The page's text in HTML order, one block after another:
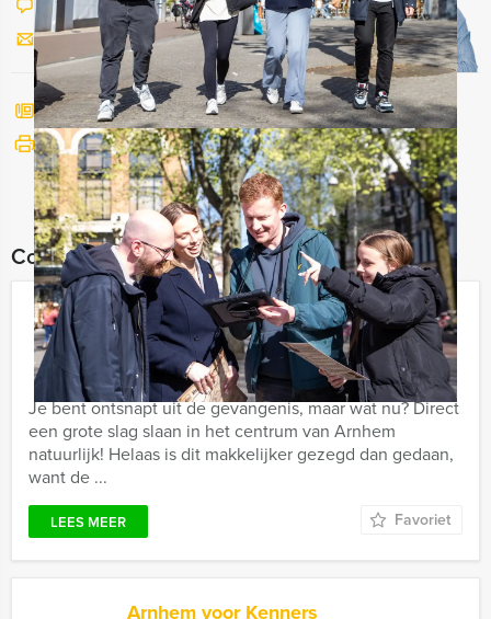
Chat met Jeroen
Stuur ons een mailtje
Bel mij terug
Bekijk printbare versie
Combineer dit uitje met:
Hunted Tablet Game in Arnhem
Vanaf€ 27,50 p.p. excl. BTW
Vanaf 12 personen ‐ 2 uur en 30 minuten
Je bent ontsnapt uit de gevangenis, maar wat nu? Direct
een grote slag slaan in het centrum van Arnhem
natuurlijk! Helaas is dit makkelijker gezegd dan gedaan,
want de ...
LEES MEER Favoriet
Arnhem voor Kenners